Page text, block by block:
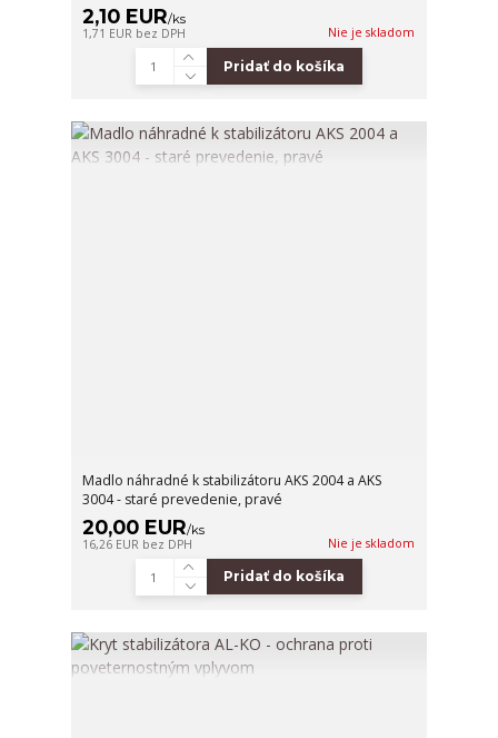
2,10 EUR/ks
1,71 EUR bez DPH Nie je skladom
Pridať do košíka
Madlo náhradné k stabilizátoru AKS 2004 a AKS
3004 - staré prevedenie, pravé
20,00 EUR/ks
16,26 EUR bez DPH Nie je skladom
Pridať do košíka